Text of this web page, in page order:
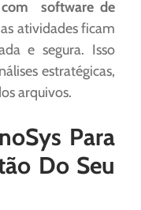
com software de
atividades ficam
e segura. Isso
estratégicas,
arquivos.
Para
Do Seu